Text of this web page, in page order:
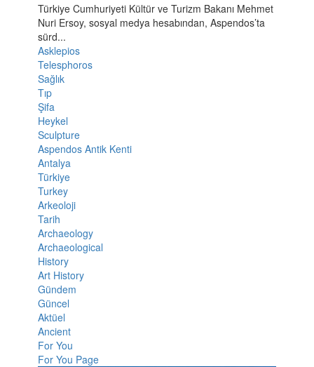
Türkiye Cumhuriyeti Kültür ve Turizm Bakanı Mehmet
Nuri Ersoy, sosyal medya hesabından, Aspendos’ta
sürd...
Asklepios
Telesphoros
Sağlık
Tıp
Şifa
Heykel
Sculpture
Aspendos Antik Kenti
Antalya
Türkiye
Turkey
Arkeoloji
Tarih
Archaeology
Archaeological
History
Art History
Gündem
Güncel
Aktüel
Ancient
For You
For You Page